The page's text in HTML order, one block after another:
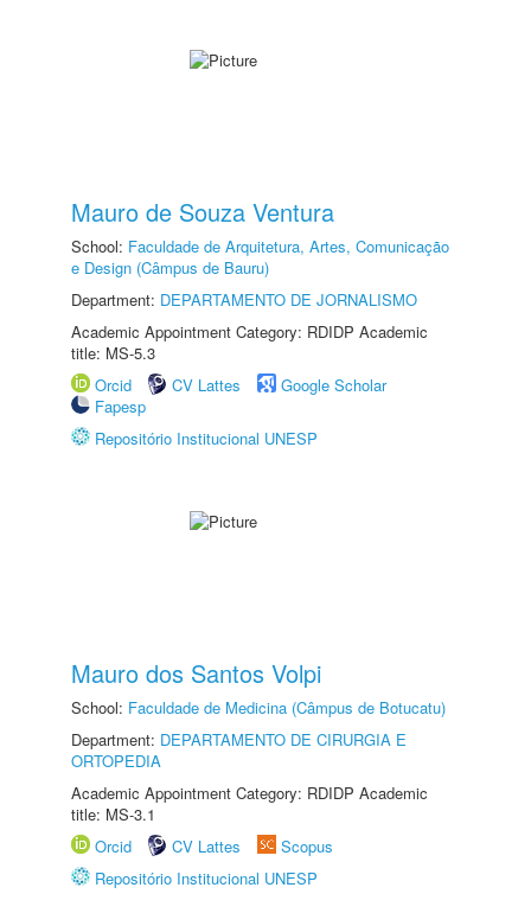
Mauro de Souza Ventura
School: Faculdade de Arquitetura, Artes, Comunicação
e Design (Câmpus de Bauru)
Department: DEPARTAMENTO DE JORNALISMO
Academic Appointment Category: RDIDP Academic
title: MS-5.3
Orcid
CV Lattes
Google Scholar
Fapesp
Repositório Institucional UNESP
Mauro dos Santos Volpi
School: Faculdade de Medicina (Câmpus de Botucatu)
Department: DEPARTAMENTO DE CIRURGIA E
ORTOPEDIA
Academic Appointment Category: RDIDP Academic
title: MS-3.1
Orcid
CV Lattes
Scopus
Repositório Institucional UNESP